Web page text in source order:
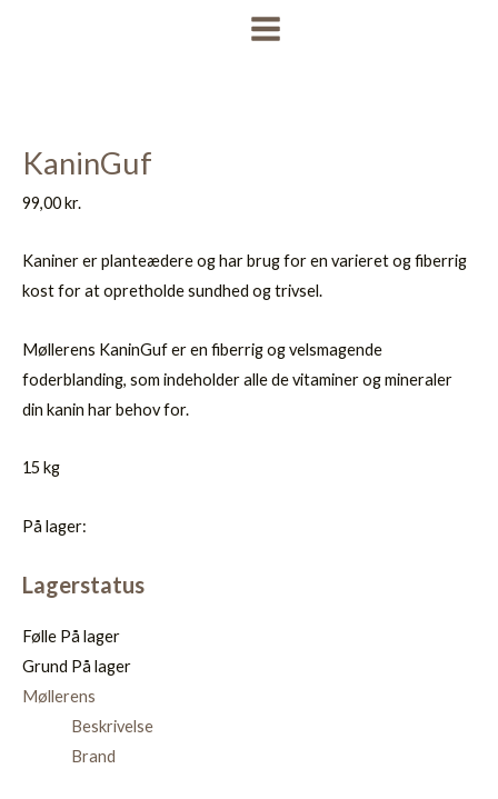
MAIN
KaninGuf
99,00kr.
Kaniner er planteædere og har brug for en varieret og fiberrig
kost for at opretholde sundhed og trivsel.
Møllerens KaninGuf er en fiberrig og velsmagende
foderblanding, som indeholder alle de vitaminer og mineraler
din kanin har behov for.
15 kg
På lager:
Lagerstatus
Følle På lager
Grund På lager
Møllerens
Beskrivelse
Brand